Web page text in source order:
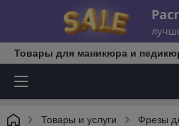
Товары для маникюра и
Товары и услуги Фрезы